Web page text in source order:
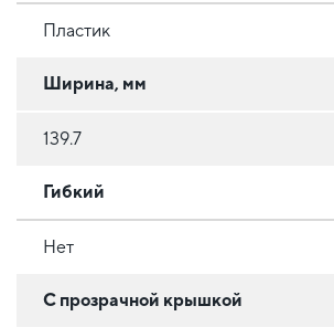
Пластик
Ширина, мм
139.7
Гибкий
Нет
С прозрачной крышкой